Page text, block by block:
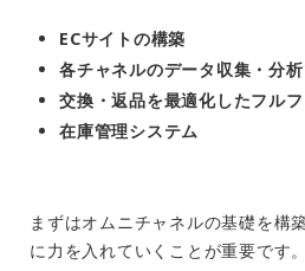
ECサイトの構築
各チャネルのデータ収集・分
交換・返品を最適化したフル
在庫管理システム
まずはオムニチャネルの基礎を構
に力を入れていくことが重要です。